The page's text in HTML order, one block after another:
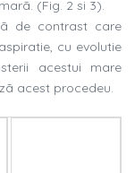
marã. (Fig. 2 si 3).
de contrast care
cu evolutie
acestui mare
acest procedeu.